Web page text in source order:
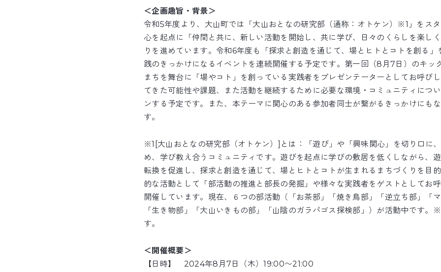
＜企画趣旨・背景＞
令和5年度より、大山町では「大山おとなの研究部（通称：オトケン）※1」をス
心を起点に「仲間と共に、新しい活動を開始し、共に学び、日々のくらしを楽し
りを進めています。令和6年度も「探求と創造を通じて、場とヒトとコトを創る」
践のきっかけになるイベントを連続開催する予定です。第一回（8月7日）のキッ
まちを舞台に「場やコト」を創っている実践者をプレゼンテーターとしてお呼び
てきた可能性や課題、また活動を継続するために必要な環境・コミュニティにつ
ンする予定です。また、本テーマに関心のある参加者同士が繋がるきっかけにも
す。
※1[大山おとなの研究部（オトケン）]とは：「遊び」や「興味関心」を切り口に
め、学び教え合うコミュニティです。遊びを起点に学びの敷居を低くしながら、
転換を促進し、探求と創造を通じて、場とヒトとコトが生まれるまちづくりを目
的な活動として「部活動の推進と部長の発掘」や様々な実践者をゲストとしてお
開催しています。現在、６つの部活動（「お茶部」「焼き鳥部」「逆立ち部」「マ
「生き物部」「大山いきもの部」「山陰のガラパゴス探検部」）が活動中です。
す。
＜開催概要＞
【日時】 2024年8月7日（木）19:00〜21:00